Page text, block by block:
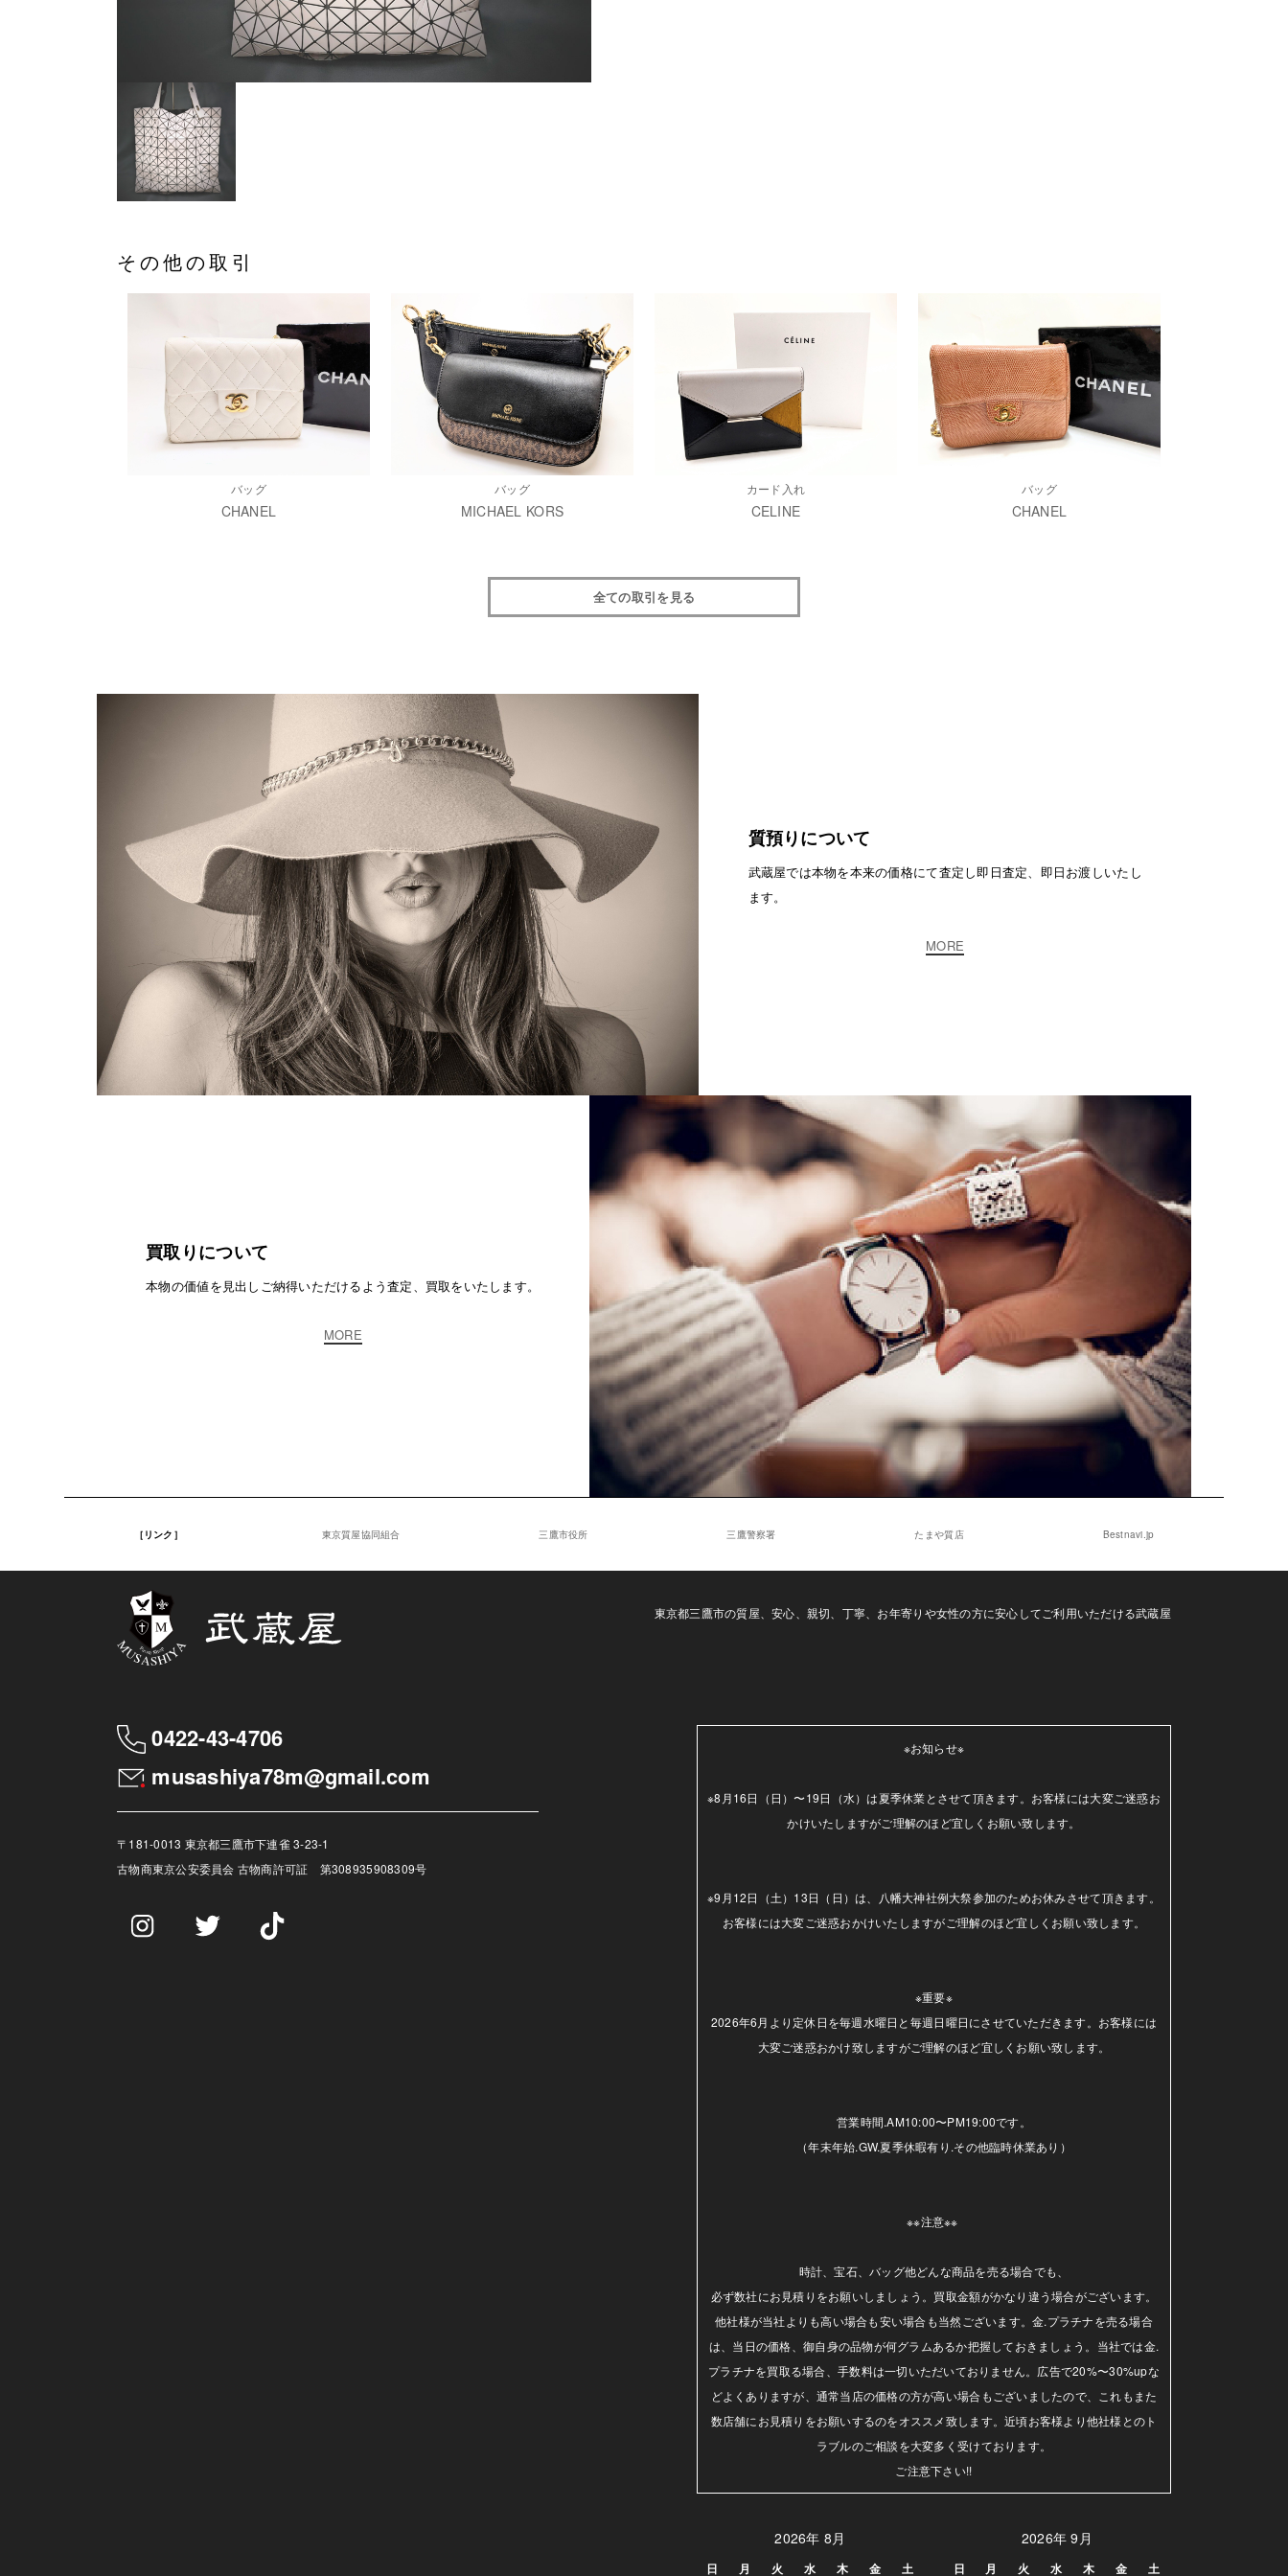
その他の取引
バッグ
CHANEL
バッグ
MICHAEL KORS
カード入れ
CELINE
バッグ
CHANEL
全ての取引を見る
質預りについて
武蔵屋では本物を本来の価格にて査定し即日査定、即日お渡しいたし
ます。
MORE
買取りについて
本物の価値を見出しご納得いただけるよう査定、買取をいたします。
MORE
［リンク］ 東京質屋協同組合 三鷹市役所 三鷹警察署 たまや質店 Bestnavi.jp
東京都三鷹市の質屋、安心、親切、丁寧、お年寄りや女性の方に安心してご利用いただける武蔵屋
0422-43-4706
musashiya78m@gmail.com
〒181-0013 東京都三鷹市下連雀 3-23-1
古物商東京公安委員会 古物商許可証 第308935908309号
※お知らせ※
※8月16日（日）〜19日（水）は夏季休業とさせて頂きます。お客様には大変ご迷惑お
かけいたしますがご理解のほど宜しくお願い致します。
※9月12日（土）13日（日）は、八幡大神社例大祭参加のためお休みさせて頂きます。
お客様には大変ご迷惑おかけいたしますがご理解のほど宜しくお願い致します。
※重要※
2026年6月より定休日を毎週水曜日と毎週日曜日にさせていただきます。お客様には
大変ご迷惑おかけ致しますがご理解のほど宜しくお願い致します。
営業時間.AM10:00〜PM19:00です。
（年末年始.GW.夏季休暇有り.その他臨時休業あり）
※※注意※※
時計、宝石、バッグ他どんな商品を売る場合でも、
必ず数社にお見積りをお願いしましょう。買取金額がかなり違う場合がございます。
他社様が当社よりも高い場合も安い場合も当然ございます。金.プラチナを売る場合
は、当日の価格、御自身の品物が何グラムあるか把握しておきましょう。当社では金.
プラチナを買取る場合、手数料は一切いただいておりません。広告で20%〜30%upな
どよくありますが、通常当店の価格の方が高い場合もございましたので、これもまた
数店舗にお見積りをお願いするのをオススメ致します。近頃お客様より他社様とのト
ラブルのご相談を大変多く受けております。
ご注意下さい!!
2026年 8月
日 月 火 水 木 金 土
2026年 9月
日 月 火 水 木 金 土